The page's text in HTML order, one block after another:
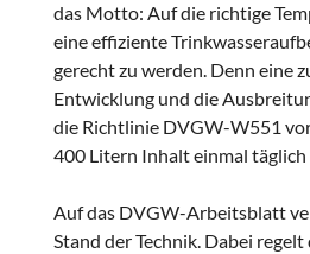
das Motto: Auf die richtige
eine effiziente
gerecht zu werden. Denn eine
Entwicklung und die
die Richtlinie DVGW-W551
400 Litern Inhalt einmal täglich
Auf das DVGW-Arbeitsblatt
Stand der Technik. Dabei